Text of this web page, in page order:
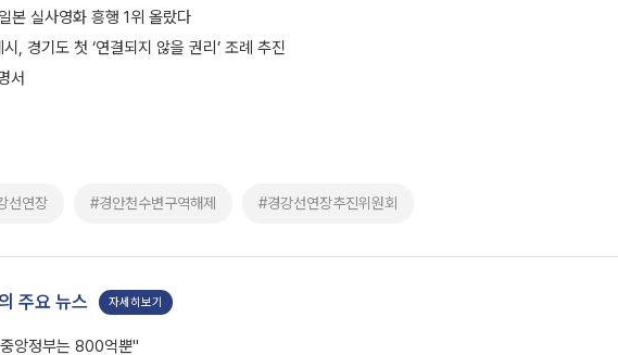
본 실사영화 흥행 1위 올랐다
, 경기도 첫 ‘연결되지 않을 권리’ 조례 추진
서
선연장 #경안천수변구역해제 #경강선연장추진위원회
주요 뉴스 자세히보기
앙정부는 800억뿐"